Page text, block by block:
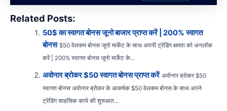
Related Posts:
50$ का स्वागत बोनस जूनो बाजार प्राप्त करें | 200% स्वागत
बोनस $50 वेलकम बोनस जूनो मार्केट के साथ अपनी ट्रेडिंग क्षमता को अनलॉक
करें | 200% स्वागत बोनस जूनो मार्केट के...
अवोनार ब्रोकर $50 स्वागत बोनस प्राप्त करें अवोनार ब्रोकर $50
स्वागत बोनस अवोनार ब्रोकर के आकर्षक $50 वेलकम बोनस के साथ अपने
ट्रेडिंग साहसिक कार्य की शुरुआत...